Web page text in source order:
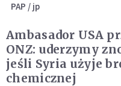
PAP / jp
Ambasador USA
ONZ: uderzymy
jeśli Syria użyje
chemicznej